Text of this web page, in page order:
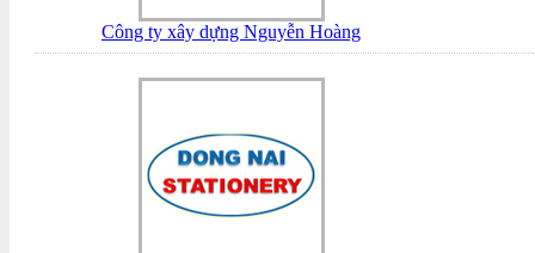
Công ty xây dựng Nguyễn Hoàng